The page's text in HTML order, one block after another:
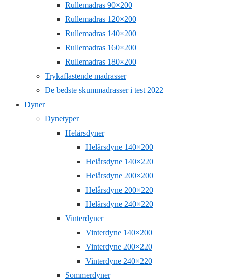
Rullemadras 90×200
Rullemadras 120×200
Rullemadras 140×200
Rullemadras 160×200
Rullemadras 180×200
Trykaflastende madrasser
De bedste skummadrasser i test 2022
Dyner
Dynetyper
Helårsdyner
Helårsdyne 140×200
Helårsdyne 140×220
Helårsdyne 200×200
Helårsdyne 200×220
Helårsdyne 240×220
Vinterdyner
Vinterdyne 140×200
Vinterdyne 200×220
Vinterdyne 240×220
Sommerdyner